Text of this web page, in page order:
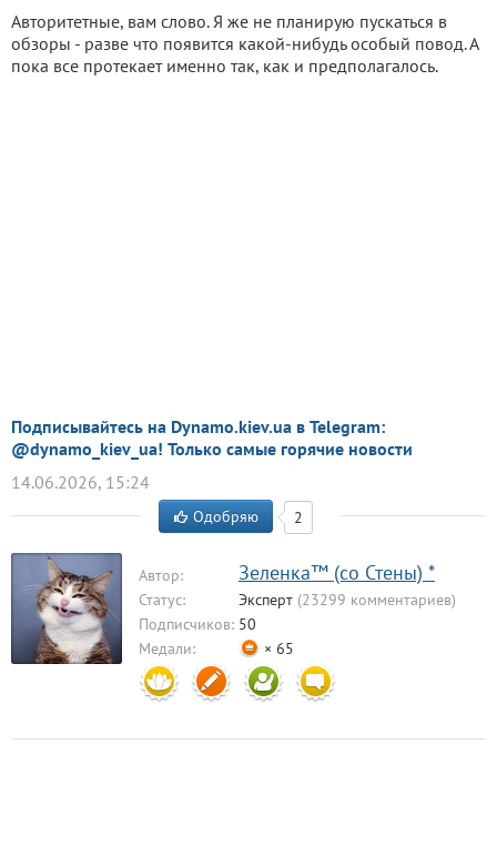
Авторитетные, вам слово. Я же не планирую пускаться в
обзоры - разве что появится какой-нибудь особый повод. А
пока все протекает именно так, как и предполагалось.
Подписывайтесь на Dynamo.kiev.ua в Telegram:
@dynamo_kiev_ua! Только самые горячие новости
14.06.2026, 15:24
Одобряю 2
Автор: Зеленка™ (со Стены) *
Статус: Эксперт (23299 комментариев)
Подписчиков: 50
Медали:
× 65